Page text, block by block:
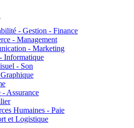
- Gestion - Finance
- Management
- Marketing
Informatique
- Son
- Assurance
Humaines - Paie
et Logistique